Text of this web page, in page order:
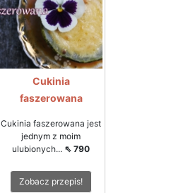
Cukinia
faszerowana
Cukinia faszerowana jest
jednym z moim
ulubionych... ⇖ 790
Zobacz przepis!